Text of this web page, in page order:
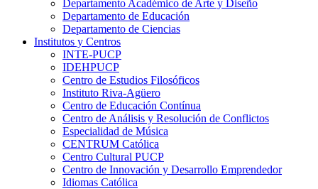
Departamento Académico de Arte y Diseño
Departamento de Educación
Departamento de Ciencias
Institutos y Centros
INTE-PUCP
IDEHPUCP
Centro de Estudios Filosóficos
Instituto Riva-Agüero
Centro de Educación Contínua
Centro de Análisis y Resolución de Conflictos
Especialidad de Música
CENTRUM Católica
Centro Cultural PUCP
Centro de Innovación y Desarrollo Emprendedor
Idiomas Católica